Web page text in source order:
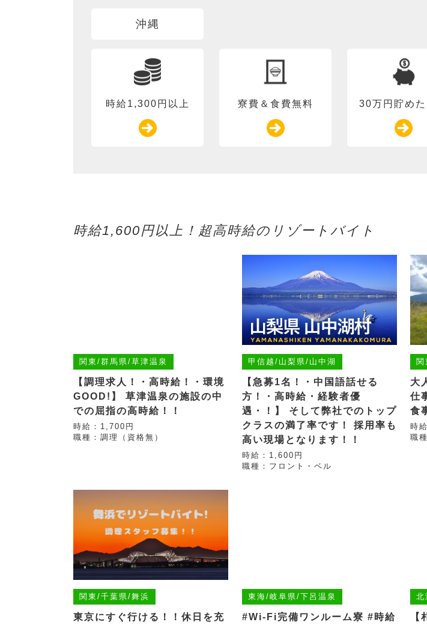
沖縄
時給1,300円以上 寮費＆食費無料 30万円貯めた
時給1,600円以上！超高時給のリゾートバイト
関東/群馬県/草津温泉
【調理求人！・高時給！・環境
GOOD!】 草津温泉の施設の中
での屈指の高時給！！
時給：1,700円
職種：調理（資格無）
甲信越/山梨県/山中湖
【急募1名！・中国語話せる
方！・高時給・経験者優
遇・！】 そして弊社でのトップ
クラスの満了率です！ 採用率も
高い現場となります！！
時給：1,600円
職種：フロント・ベル
関
大
仕
食
時
職
関東/千葉県/舞浜
東京にすぐ行ける！！休日を充
東海/岐阜県/下呂温泉
#Wi-Fi完備ワンルーム寮 #時給
北